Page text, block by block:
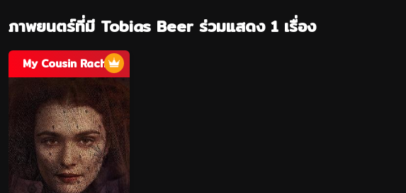
ภาพยนตร์ที่มี Tobias Beer ร่วมแสดง 1 เรื่อง
My Cousin Rachel